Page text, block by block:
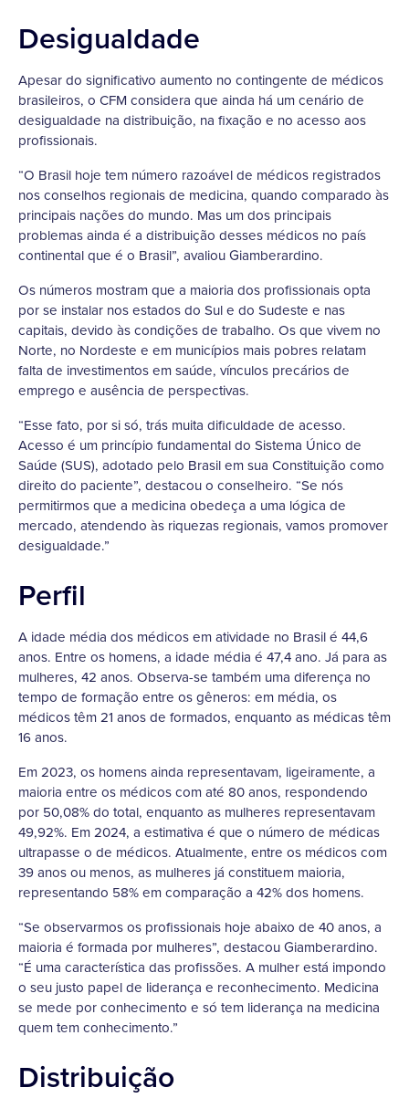
Desigualdade
Apesar do significativo aumento no contingente de médicos
brasileiros, o CFM considera que ainda há um cenário de
desigualdade na distribuição, na fixação e no acesso aos
profissionais.
“O Brasil hoje tem número razoável de médicos registrados
nos conselhos regionais de medicina, quando comparado às
principais nações do mundo. Mas um dos principais
problemas ainda é a distribuição desses médicos no país
continental que é o Brasil”, avaliou Giamberardino.
Os números mostram que a maioria dos profissionais opta
por se instalar nos estados do Sul e do Sudeste e nas
capitais, devido às condições de trabalho. Os que vivem no
Norte, no Nordeste e em municípios mais pobres relatam
falta de investimentos em saúde, vínculos precários de
emprego e ausência de perspectivas.
“Esse fato, por si só, trás muita dificuldade de acesso.
Acesso é um princípio fundamental do Sistema Único de
Saúde (SUS), adotado pelo Brasil em sua Constituição como
direito do paciente”, destacou o conselheiro. “Se nós
permitirmos que a medicina obedeça a uma lógica de
mercado, atendendo às riquezas regionais, vamos promover
desigualdade.”
Perfil
A idade média dos médicos em atividade no Brasil é 44,6
anos. Entre os homens, a idade média é 47,4 ano. Já para as
mulheres, 42 anos. Observa-se também uma diferença no
tempo de formação entre os gêneros: em média, os
médicos têm 21 anos de formados, enquanto as médicas têm
16 anos.
Em 2023, os homens ainda representavam, ligeiramente, a
maioria entre os médicos com até 80 anos, respondendo
por 50,08% do total, enquanto as mulheres representavam
49,92%. Em 2024, a estimativa é que o número de médicas
ultrapasse o de médicos. Atualmente, entre os médicos com
39 anos ou menos, as mulheres já constituem maioria,
representando 58% em comparação a 42% dos homens.
“Se observarmos os profissionais hoje abaixo de 40 anos, a
maioria é formada por mulheres”, destacou Giamberardino.
“É uma característica das profissões. A mulher está impondo
o seu justo papel de liderança e reconhecimento. Medicina
se mede por conhecimento e só tem liderança na medicina
quem tem conhecimento.”
Distribuição